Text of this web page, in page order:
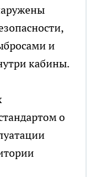
и
кабины.
о